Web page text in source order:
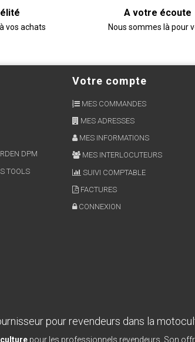
vos achats
A votre écoute
Nous sommes là pour
DPM
TOOLS
Votre compte
MES COMMANDES
MES ADRESSES
MES INFORMATIONS
MES INTERLOCUTEURS
SUIVI COMPTABLE
FACTURES
CONNEXION
pour revendeurs dans la
pour les professionnels revendeurs. Son